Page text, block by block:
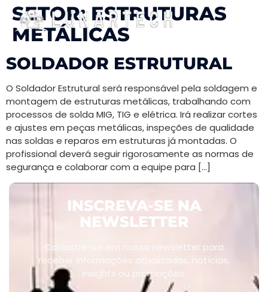
SETOR:ESTRUTURAS
METÁLICAS
SOLDADOR ESTRUTURAL
O Soldador Estrutural será responsável pela soldagem e
montagem de estruturas metálicas, trabalhando com
processos de solda MIG, TIG e elétrica. Irá realizar cortes
e ajustes em peças metálicas, inspeções de qualidade
nas soldas e reparos em estruturas já montadas. O
profissional deverá seguir rigorosamente as normas de
segurança e colaborar com a equipe para […]
INSCREVA-SE NA
NEWSLETTER
Cadastre-se em nossa newsletter para
receber informações atualizadas, notícias,
insights ou promoções.